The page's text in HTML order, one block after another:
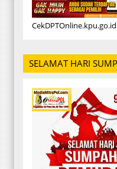
CekDPTOnline.kpu.go.id
SELAMAT HARI